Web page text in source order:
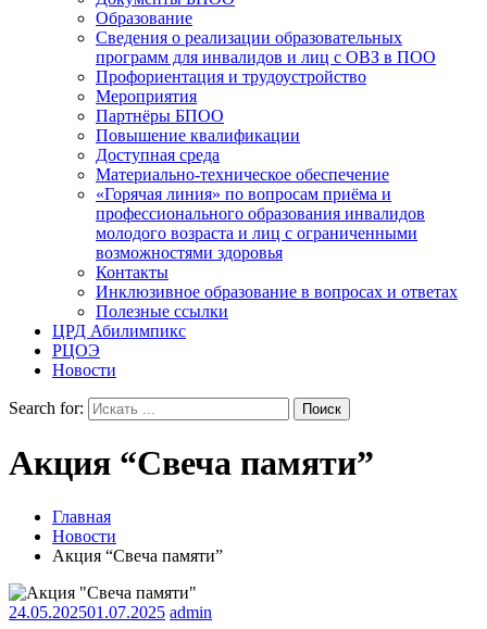
Образование
Сведения о реализации образовательных
программ для инвалидов и лиц с ОВЗ в ПОО
Профориентация и трудоустройство
Мероприятия
Партнёры БПОО
Повышение квалификации
Доступная среда
Материально-техническое обеспечение
«Горячая линия» по вопросам приёма и
профессионального образования инвалидов
молодого возраста и лиц с ограниченными
возможностями здоровья
Контакты
Инклюзивное образование в вопросах и ответах
Полезные ссылки
ЦРД Абилимпикс
РЦОЭ
Новости
Search for:
Акция “Свеча памяти”
Главная
Новости
Акция “Свеча памяти”
24.05.202501.07.2025 admin